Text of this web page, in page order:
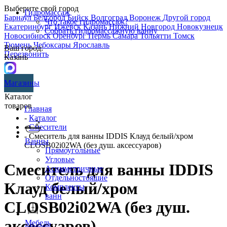
Выберите свой город
БарнаулБелгородБийск ВолгоградВоронеж Другой город
ЕкатеринбургИжевскКазаньНижний Новгород Новокузнецк
НовосибирскОренбургПермьСамараТольятти Томск
ТюменьЧебоксары Ярославль
Перезвонить
Гидромассаж
Что такое гидромассаж?
Собрать гидромассажную ванну
Ваш город:
Казань
Магазины
Каталог
товаров
Ванны
Прямоугольные
Угловые
Асимметричные
Отдельностоящие
Комплекты
ванн
Мебель
Главная
- Каталог
-Смесители
- Смеситель для ванны IDDIS Клауд белый/хром
CLOSB02i02WA (без душ. аксессуаров)
Смеситель для ванны IDDIS
Клауд белый/хром
CLOSB02i02WA (без душ.